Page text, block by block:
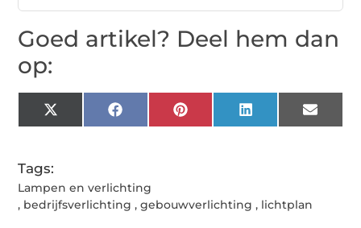
Goed artikel? Deel hem dan
op:
X
(Twitter)
FacebookPinterestLinkedIn Email
Tags:
Lampen en verlichting
, bedrijfsverlichting ,gebouwverlichting , lichtplan